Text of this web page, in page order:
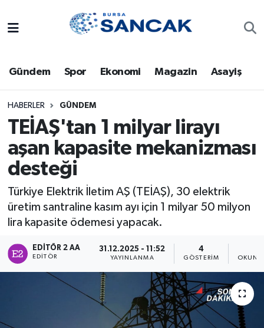
Gündem Spor Ekonomi Magazin Asayiş
HABERLER GÜNDEM
TEİAŞ'tan 1 milyar lirayı
aşan kapasite mekanizması
desteği
Türkiye Elektrik İletim AŞ (TEİAŞ), 30 elektrik
üretim santraline kasım ayı için 1 milyar 50 milyon
lira kapasite ödemesi yapacak.
EDITÖR 2 AA
EDITÖR
31.12.2025 - 11:52
YAYINLANMA
4
GÖSTERIM
Bursa
Dünya
Eğitim
Ekonomi
Genel
Gündem
Magazin
Sağlık
Trafik Durumu
Süper Lig Puan Durumu ve Fikstür
Tüm Manşetler
Son Dakika Haberleri
Haber Arşivi